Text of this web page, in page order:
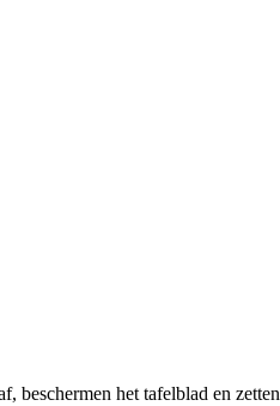
beschermen het tafelblad en